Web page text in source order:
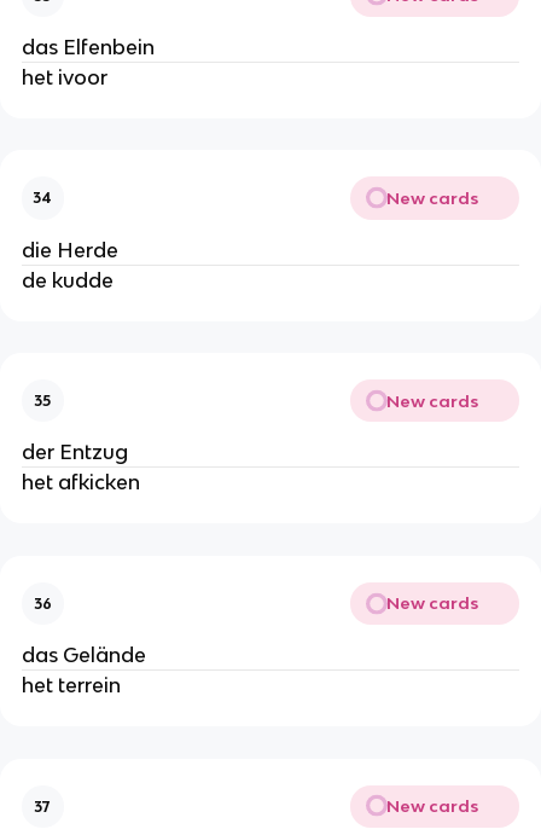
das Elfenbein
het ivoor
34 New cards
die Herde
de kudde
35 New cards
der Entzug
het afkicken
36 New cards
das Gelände
het terrein
37 New cards